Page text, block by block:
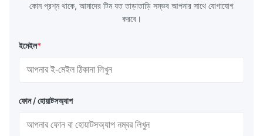
কোন প্রশ্ন থাকে, আমাদের টিম যত তাড়াতাড়ি সম্ভব আপনার সাথে যোগাযোগ
করবে।
ইমেইল*
ফোন / হোয়াটসঅ্যাপ